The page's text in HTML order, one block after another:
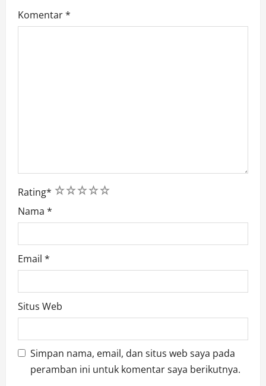
Komentar*
Rating* 5
4
3
2
1
Nama *
Email *
Situs Web
Simpan nama, email, dan situs web saya pada
peramban ini untuk komentar saya berikutnya.